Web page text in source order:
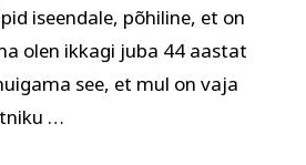
Veebi- ja videoõpe
iseendale, põhiline, et on
olen ikkagi juba 44 aastat
see, et mul on vaja
…